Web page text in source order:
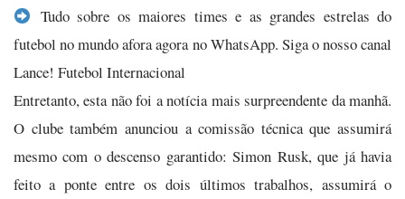
Tudo sobre os maiores times e as grandes estrelas do
futebol no mundo afora agora no WhatsApp. Siga o nosso canal
Lance! Futebol Internacional
Entretanto, esta não foi a notícia mais surpreendente da manhã.
O clube também anunciou a comissão técnica que assumirá
mesmo com o descenso garantido: Simon Rusk, que já havia
feito a ponte entre os dois últimos trabalhos, assumirá o